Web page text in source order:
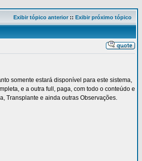
Exibir tópico anterior:: Exibir próximo tópico
somente estará disponível para este sistema,
e a outra full, paga, com todo o conteúdo e
Transplante e ainda outras Observações.